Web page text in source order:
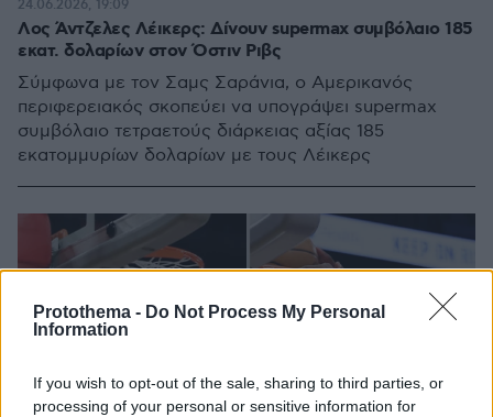
Protothema - Do Not Process My Personal
Information
If you wish to opt-out of the sale, sharing to third parties, or
processing of your personal or sensitive information for
Λος Άντζελες Λέικερς: Δίνουν supermax συμβόλαιο 185
εκατ. δολαρίων στον Όστιν Ριβς
Σύμφωνα με τον Σαμς Σαράνια, ο Αμερικανός
περιφερειακός σκοπεύει να υπογράψει supermax
συμβόλαιο τετραετούς διάρκειας αξίας 185
εκατομμυρίων δολαρίων με τους Λέικερς
24.06.2026, 19:09